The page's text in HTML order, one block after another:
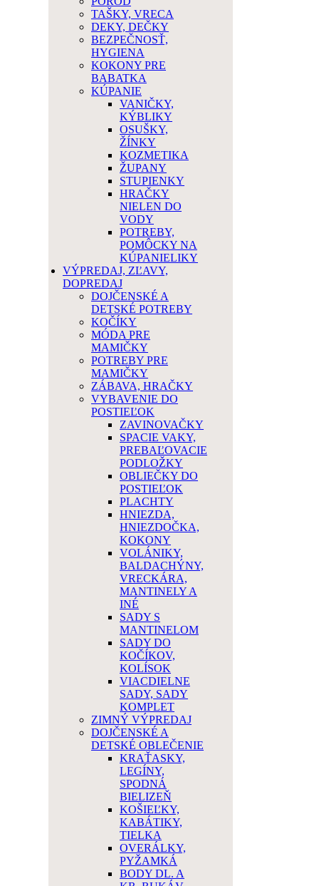
TAŠKY, VRECA
DEKY, DEČKY
BEZPEČNOSŤ,
HYGIENA
KOKONY PRE
BABATKA
KÚPANIE
VANIČKY,
KÝBLIKY
OSUŠKY,
ŽÍNKY
KOZMETIKA
ŽUPANY
STUPIENKY
HRAČKY
NIELEN DO
VODY
POTREBY,
POMÔCKY NA
KÚPANIELIKY
VÝPREDAJ, ZĽAVY,
DOPREDAJ
DOJČENSKÉ A
DETSKÉ POTREBY
KOČÍKY
MÓDA PRE
MAMIČKY
POTREBY PRE
MAMIČKY
ZÁBAVA, HRAČKY
VYBAVENIE DO
POSTIEĽOK
ZAVINOVAČKY
SPACIE VAKY,
PREBAĽOVACIE
PODLOŽKY
OBLIEČKY DO
POSTIEĽOK
PLACHTY
HNIEZDA,
HNIEZDOČKA,
KOKONY
VOLÁNIKY,
BALDACHÝNY,
VRECKÁRA,
MANTINELY A
INÉ
SADY S
MANTINELOM
SADY DO
KOČÍKOV,
KOLÍSOK
VIACDIELNE
SADY, SADY
KOMPLET
ZIMNÝ VÝPREDAJ
DOJČENSKÉ A
DETSKÉ OBLEČENIE
KRAŤASKY,
LEGÍNY,
SPODNÁ
BIELIZEŇ
KOŠIEĽKY,
KABÁTIKY,
TIELKA
OVERÁLKY,
PYŽAMKÁ
BODY DL. A